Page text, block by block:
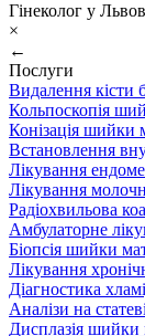
Гінеколог у
×
←
Послуги
Видалення кісти
Кольпоскопія
Конізація шийки
Встановлення
Лікування
Лікування
Радіохвильова
Амбулаторне
Біопсія шийки
Лікування
Діагностика
Аналізи на
Дисплазія шийки